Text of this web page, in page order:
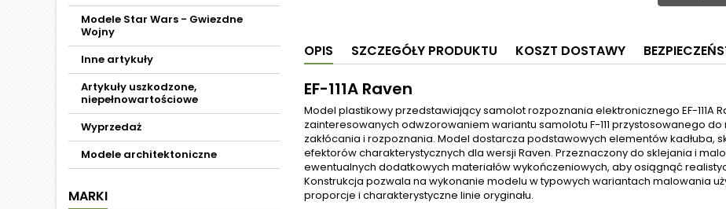
Modele Star Wars - Gwiezdne
Wojny
Inne artykuły
Artykuły uszkodzone,
niepełnowartościowe
Wyprzedaż
Modele architektoniczne
MARKI
OPIS SZCZEGÓŁY PRODUKTU KOSZT DOSTAWY
EF-111A Raven
Model plastikowy przedstawiający samolot rozpoznania elektronicznego EF-111A
zainteresowanych odwzorowaniem wariantu samolotu F-111 przystosowanego
zakłócania i rozpoznania. Model dostarcza podstawowych elementów kadłuba,
efektorów charakterystycznych dla wersji Raven. Przeznaczony do sklejania i
ewentualnych dodatkowych materiałów wykończeniowych, aby osiągnąć
Konstrukcja pozwala na wykonanie modelu w typowych wariantach malowania
proporcje i charakterystyczne linie oryginału.